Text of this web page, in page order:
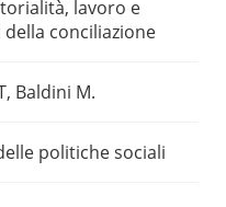
lavoro e
conciliazione
Baldini M.
politiche sociali